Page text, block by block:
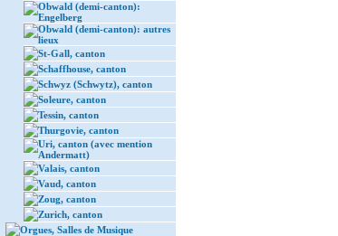
Obwald (demi-canton):
Engelberg
Obwald (demi-canton): autres
lieux
St-Gall, canton
Schaffhouse, canton
Schwyz (Schwytz), canton
Soleure, canton
Tessin, canton
Thurgovie, canton
Uri, canton (avec mention
Andermatt)
Valais, canton
Vaud, canton
Zoug, canton
Zurich, canton
Orgues, Salles de Musique